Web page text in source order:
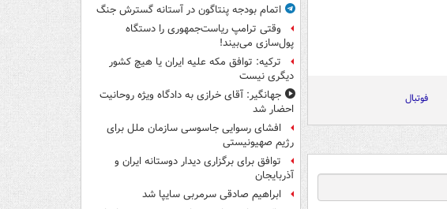
فوتبال
اتمام بودجه پنتاگون در آستانه گسترش جنگ
وقتی ترامپ ریاست‌جمهوری را دستگاه
پول‌سازی می‌بیند!
ترکیه: توافق مکه علیه ایران یا هیچ کشور
دیگری نیست
جهانگیر: آقای خرازی به دادگاه ویژه روحانیت
احضار شد
افشای رسوایی جاسوسی سازمان ملل برای
رژیم صهیونیستی
توافق برای برگزاری دیدار دوستانه ایران و
آذربایجان
ابراهیم صادقی سرمربی سایپا شد